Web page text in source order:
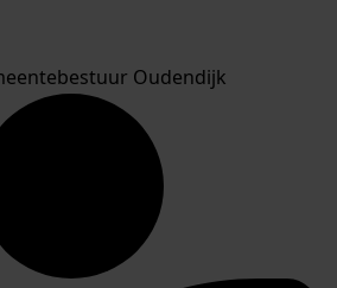
Oudendijk